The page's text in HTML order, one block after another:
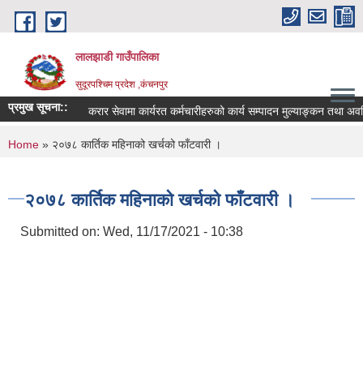
Skip to main content
लालझाडी गाउँपालिका
सुदूरपश्चिम प्रदेश ,कंचनपुर
प्रमुख सूचना:: करार सेवामा कार्यरत कर्मचारीहरुको कार्य सम्पादन मुल्याङ्कन तथा
You are here
Home » २०७८ कार्तिक महिनाको खर्चको फाँटवारी ।
२०७८ कार्तिक महिनाको खर्चको फाँटवारी ।
Submitted on: Wed, 11/17/2021 - 10:38